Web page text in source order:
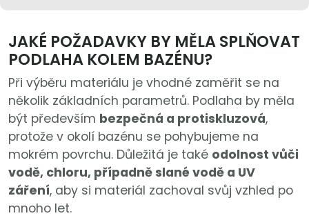
JAKÉ POŽADAVKY BY MĚLA SPLŇOVAT
PODLAHA KOLEM BAZÉNU?
Při výběru materiálu je vhodné zaměřit se na
několik základních parametrů. Podlaha by měla
být především bezpečná a protiskluzová,
protože v okolí bazénu se pohybujeme na
mokrém povrchu. Důležitá je také odolnost vůči
vodě, chloru, případně slané vodě a UV
záření, aby si materiál zachoval svůj vzhled po
mnoho let.